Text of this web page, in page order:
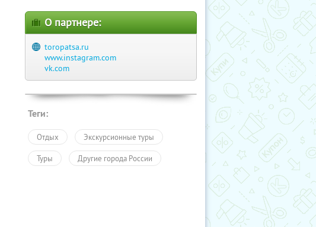
О партнере:
toropatsa.ru
www.instagram.com
vk.com
Теги:
Отдых Экскурсионные туры
Туры Другие города России